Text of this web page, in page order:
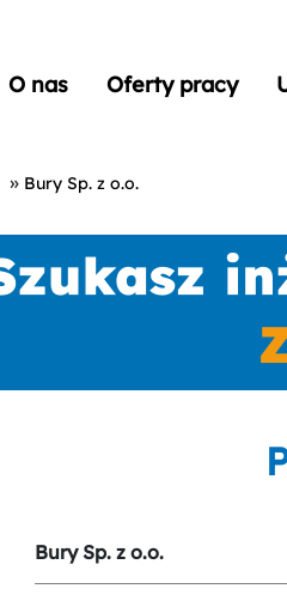
O nas Oferty pracy
» Bury Sp. z o.o.
Bury Sp. z o.o.